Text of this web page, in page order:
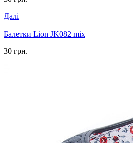
Далі
Балетки Lion JK082 mix
30 грн.